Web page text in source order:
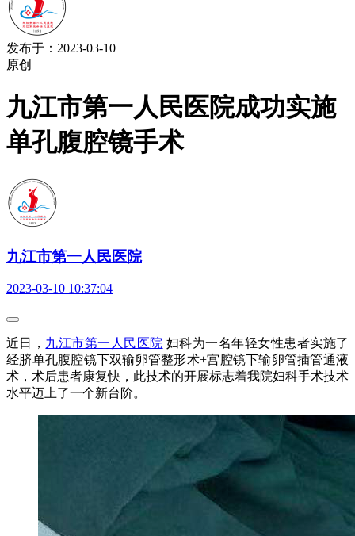
发布于：2023-03-10
原创
九江市第一人民医院成功实施
单孔腹腔镜手术
九江市第一人民医院
2023-03-10 10:37:04
近日， 九江市第一人民医院 妇科为一名年轻女性患者实施了
经脐单孔腹腔镜下双输卵管整形术+宫腔镜下输卵管插管通液
术，术后患者康复快，此技术的开展标志着我院妇科手术技术
水平迈上了一个新台阶。